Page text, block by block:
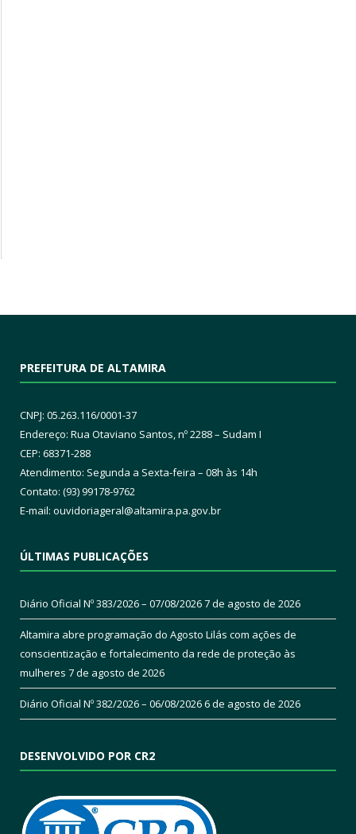
PREFEITURA DE ALTAMIRA
CNPJ: 05.263.116/0001-37
Endereço: Rua Otaviano Santos, nº 2288 – Sudam I
CEP: 68371-288
Atendimento: Segunda a Sexta-feira – 08h às 14h
Contato: (93) 99178-9762
E-mail: ouvidoriageral@altamira.pa.gov.br
ÚLTIMAS PUBLICAÇÕES
Diário Oficial Nº 383/2026 – 07/08/20267 de agosto de 2026
Altamira abre programação do Agosto Lilás com ações de
conscientização e fortalecimento da rede de proteção às
mulheres 7 de agosto de 2026
Diário Oficial Nº 382/2026 – 06/08/20266 de agosto de 2026
DESENVOLVIDO POR CR2